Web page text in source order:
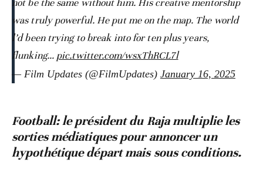
not be the same without him. His creative mentorship
was truly powerful. He put me on the map. The world
l’d been trying to break into for ten plus years,
flunking… pic.twitter.com/wsxThRCL7l
— Film Updates (@FilmUpdates) January 16, 2025
Football: le président du Raja multiplie les
sorties médiatiques pour annoncer un
hypothétique départ mais sous conditions.